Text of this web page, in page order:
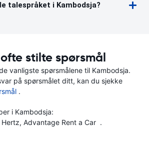
talespråket i Kambodsja?
stilte spørsmål
vanligste spørsmålene til Kambodsja.
på spørsmålet ditt, kan du sjekke
.
i Kambodsja:
Hertz Advantage Rent a Car .